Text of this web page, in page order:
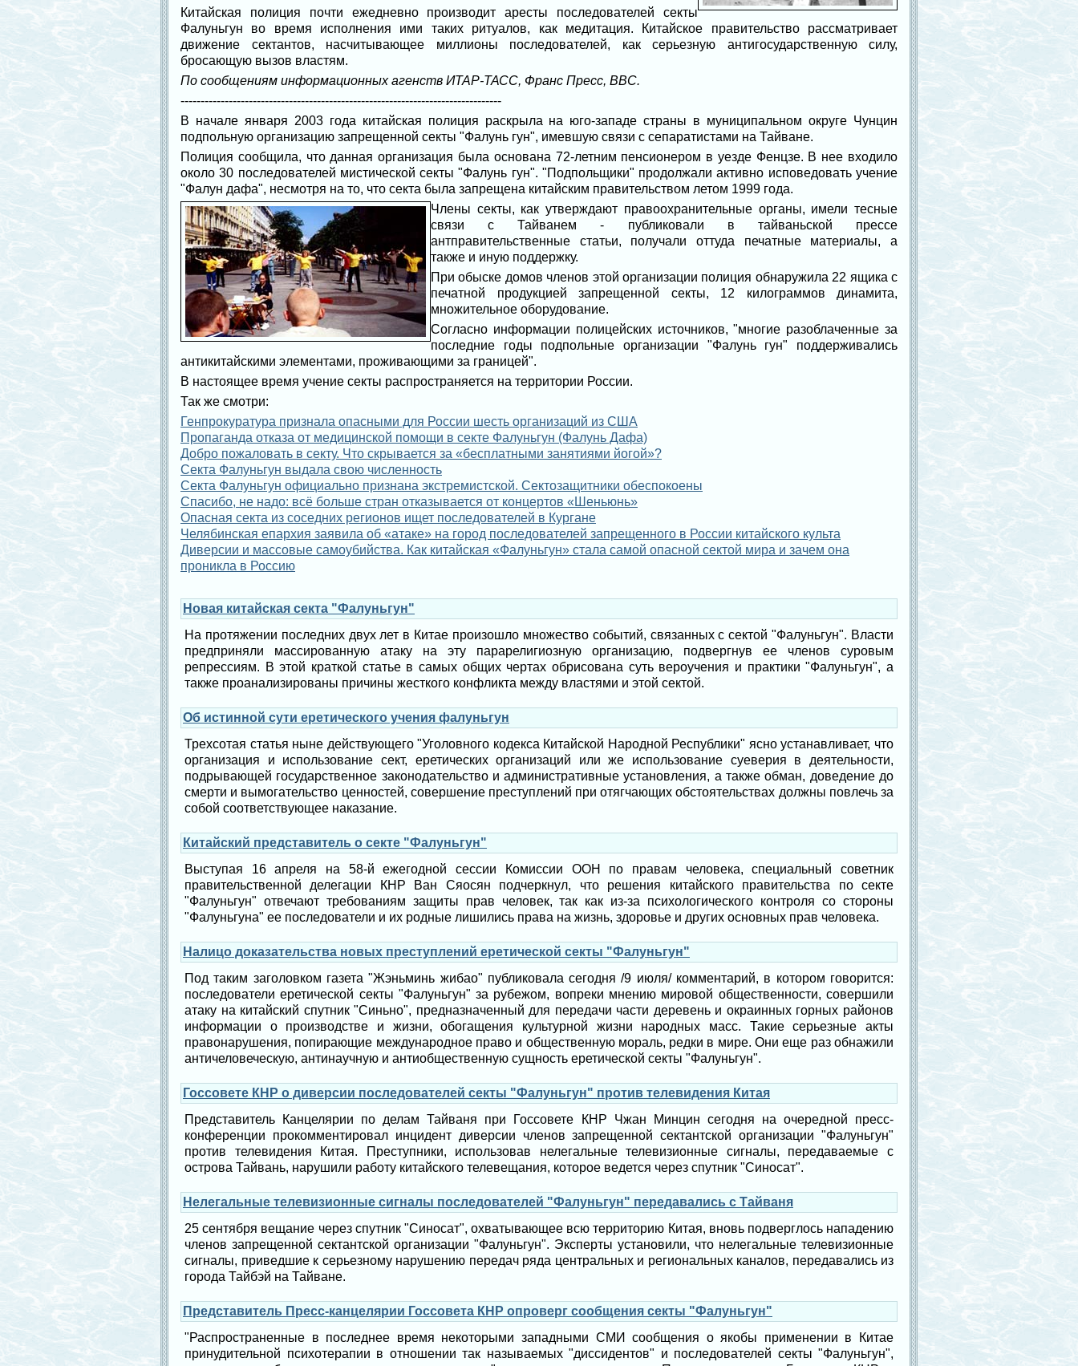
Китайская полиция почти ежедневно производит аресты последователей секты
Фалуньгун во время исполнения ими таких ритуалов, как медитация. Китайское правительство рассматривает
движение сектантов, насчитывающее миллионы последователей, как серьезную антигосударственную силу,
бросающую вызов властям.
По сообщениям информационных агенств ИТАР-ТАСС, Франс Пресс, ВВС.
--------------------------------------------------------------------------------
В начале января 2003 года китайская полиция раскрыла на юго-западе страны в муниципальном округе Чунцин
подпольную организацию запрещенной секты "Фалунь гун", имевшую связи с сепаратистами на Тайване.
Полиция сообщила, что данная организация была основана 72-летним пенсионером в уезде Фенцзе. В нее входило
около 30 последователей мистической секты "Фалунь гун". "Подпольщики" продолжали активно исповедовать учение
"Фалун дафа", несмотря на то, что секта была запрещена китайским правительством летом 1999 года.
Члены секты, как утверждают правоохранительные органы, имели тесные
связи с Тайванем - публиковали в тайваньской прессе
антправительственные статьи, получали оттуда печатные материалы, а
также и иную поддержку.
При обыске домов членов этой организации полиция обнаружила 22 ящика с
печатной продукцией запрещенной секты, 12 килограммов динамита,
множительное оборудование.
Согласно информации полицейских источников, "многие разоблаченные за
последние годы подпольные организации "Фалунь гун" поддерживались
антикитайскими элементами, проживающими за границей".
В настоящее время учение секты распространяется на территории России.
Так же смотри:
Генпрокуратура признала опасными для России шесть организаций из США
Пропаганда отказа от медицинской помощи в секте Фалуньгун (Фалунь Дафа)
Добро пожаловать в секту. Что скрывается за «бесплатными занятиями йогой»?
Секта Фалуньгун выдала свою численность
Секта Фалуньгун официально признана экстремистской. Сектозащитники обеспокоены
Спасибо, не надо: всё больше стран отказывается от концертов «Шеньюнь»
Опасная секта из соседних регионов ищет последователей в Кургане
Челябинская епархия заявила об «атаке» на город последователей запрещенного в России китайского культа
Диверсии и массовые самоубийства. Как китайская «Фалуньгун» стала самой опасной сектой мира и зачем она
проникла в Россию
Новая китайская секта "Фалуньгун"
На протяжении последних двух лет в Китае произошло множество событий, связанных с сектой "Фалуньгун". Власти
предприняли массированную атаку на эту парарелигиозную организацию, подвергнув ее членов суровым
репрессиям. В этой краткой статье в самых общих чертах обрисована суть вероучения и практики "Фалуньгун", а
также проанализированы причины жесткого конфликта между властями и этой сектой.
Об истинной сути еретического учения фалуньгун
Трехсотая статья ныне действующего "Уголовного кодекса Китайской Народной Республики" ясно устанавливает, что
организация и использование сект, еретических организаций или же использование суеверия в деятельности,
подрывающей государственное законодательство и административные установления, а также обман, доведение до
смерти и вымогательство ценностей, совершение преступлений при отягчающих обстоятельствах должны повлечь за
собой соответствующее наказание.
Китайский представитель о секте "Фалуньгун"
Выступая 16 апреля на 58-й ежегодной сессии Комиссии ООН по правам человека, специальный советник
правительственной делегации КНР Ван Сяосян подчеркнул, что решения китайского правительства по секте
"Фалуньгун" отвечают требованиям защиты прав человек, так как из-за психологического контроля со стороны
"Фалуньгуна" ее последователи и их родные лишились права на жизнь, здоровье и других основных прав человека.
Налицо доказательства новых преступлений еретической секты "Фалуньгун"
Под таким заголовком газета "Жэньминь жибао" публиковала сегодня /9 июля/ комментарий, в котором говорится:
последователи еретической секты "Фалуньгун" за рубежом, вопреки мнению мировой общественности, совершили
атаку на китайский спутник "Синьно", предназначенный для передачи части деревень и окраинных горных районов
информации о производстве и жизни, обогащения культурной жизни народных масс. Такие серьезные акты
правонарушения, попирающие международное право и общественную мораль, редки в мире. Они еще раз обнажили
античеловеческую, антинаучную и антиобщественную сущность еретической секты "Фалуньгун".
Госсовете КНР о диверсии последователей секты "Фалуньгун" против телевидения Китая
Представитель Канцелярии по делам Тайваня при Госсовете КНР Чжан Минцин сегодня на очередной пресс-
конференции прокомментировал инцидент диверсии членов запрещенной сектантской организации "Фалуньгун"
против телевидения Китая. Преступники, использовав нелегальные телевизионные сигналы, передаваемые с
острова Тайвань, нарушили работу китайского телевещания, которое ведется через спутник "Синосат".
Нелегальные телевизионные сигналы последователей "Фалуньгун" передавались с Тайваня
25 сентября вещание через спутник "Синосат", охватывающее всю территорию Китая, вновь подверглось нападению
членов запрещенной сектантской организации "Фалуньгун". Эксперты установили, что нелегальные телевизионные
сигналы, приведшие к серьезному нарушению передач ряда центральных и региональных каналов, передавались из
города Тайбэй на Тайване.
Представитель Пресс-канцелярии Госсовета КНР опроверг сообщения секты "Фалуньгун"
"Распространенные в последнее время некоторыми западными СМИ сообщения о якобы применении в Китае
принудительной психотерапии в отношении так называемых "диссидентов" и последователей секты "Фалуньгун",